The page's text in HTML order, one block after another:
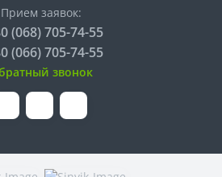
Прием заявок:
(068) 705-74-55
(066) 705-74-55
звонок